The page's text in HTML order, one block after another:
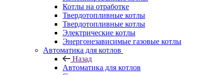
Котлы на отработке
Твердотопливные котлы
Твердотопливные котлы
Электрические котлы
Энергонезависимые газовые котлы
Автоматика для котлов
Назад
Автоматика для котлов